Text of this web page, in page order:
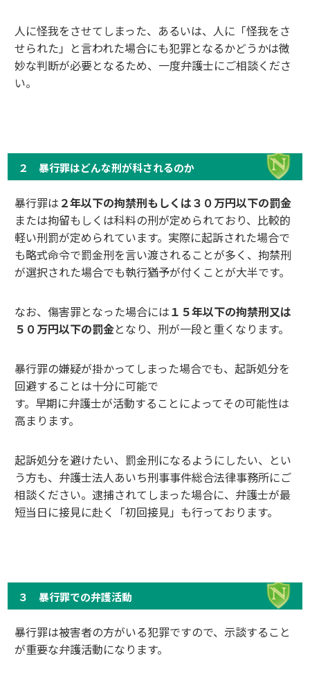
人に怪我をさせてしまった、あるいは、人に「怪我をさ
せられた」と言われた場合にも犯罪となるかどうかは微
妙な判断が必要となるため、一度弁護士にご相談くださ
い。
２ 暴行罪はどんな刑が科されるのか
暴行罪は ２年以下の拘禁刑もしくは３０万円以下の罰金
または拘留もしくは科料の刑が定められており、比較的
軽い刑罰が定められています。実際に起訴された場合で
も略式命令で罰金刑を言い渡されることが多く、拘禁刑
が選択された場合でも執行猶予が付くことが大半です。
なお、傷害罪となった場合には１５年以下の拘禁刑又は
５０万円以下の罰金となり、刑が一段と重くなります。
暴行罪の嫌疑が掛かってしまった場合でも、起訴処分を
回避することは十分に可能で
す。早期に弁護士が活動することによってその可能性は
高まります。
起訴処分を避けたい、罰金刑になるようにしたい、とい
う方も、弁護士法人あいち刑事事件総合法律事務所にご
相談ください。逮捕されてしまった場合に、弁護士が最
短当日に接見に赴く「初回接見」も行っております。
３ 暴行罪での弁護活動
暴行罪は被害者の方がいる犯罪ですので、示談すること
が重要な弁護活動になります。